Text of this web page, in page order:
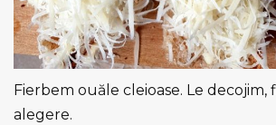
Fierbem ouăle cleioase. Le decojim,
alegere.